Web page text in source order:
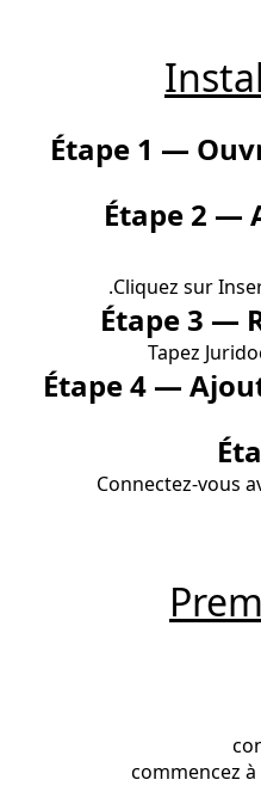
Étape 1 —
Étape 2 —
Cliquez sur
Étape 3 —
Tapez
Étape 4 —
Connectez-vous
commencez